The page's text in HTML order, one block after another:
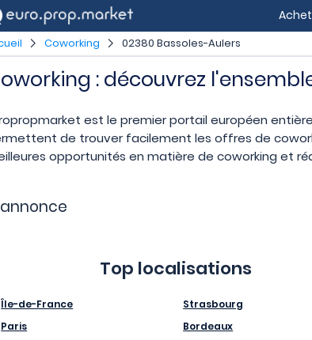
Coworking 02380 Bassoles-Aulers
: découvrez
est le premier portail européen
de trouver facilement les offres de
opportunités en matière de coworking et
annonce
Top localisations
Île-de-France
Paris
Strasbourg
Bordeaux